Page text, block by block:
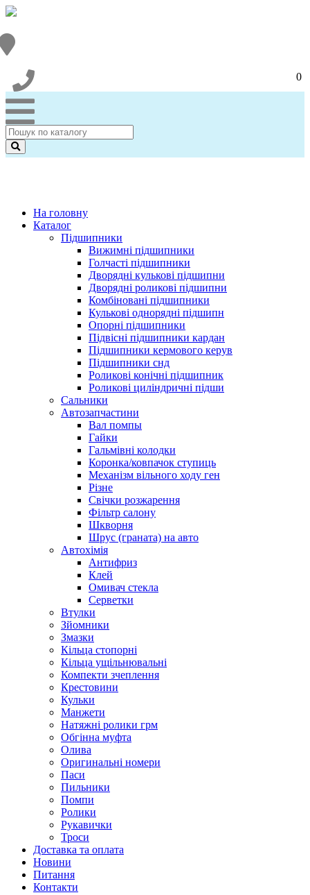
0
На головну
Каталог
Підшипники
Вижимні підшипники
Голчасті підшипники
Дворядні кулькові підшипни
Дворядні роликові підшипни
Комбіновані підшипники
Кулькові однорядні підшипн
Опорні підшипники
Підвісні підшипники кардан
Підшипники кермового керув
Підшипники снд
Роликові конічні підшипник
Роликові циліндричні підши
Сальники
Автозапчастини
Вал помпы
Гайки
Гальмівні колодки
Коронка/ковпачок ступиць
Механізм вільного ходу ген
Різне
Свічки розжарення
Фільтр салону
Шкворня
Шрус (граната) на авто
Автохімія
Антифриз
Клей
Омивач стекла
Серветки
Втулки
Зйомники
Змазки
Кільца стопорні
Кільца ущільнювальні
Компекти зчеплення
Крестовини
Кульки
Манжети
Натяжні ролики грм
Обгінна муфта
Олива
Оригинальні номери
Паси
Пильники
Помпи
Ролики
Рукавички
Троси
Доставка та оплата
Новини
Питання
Контакти